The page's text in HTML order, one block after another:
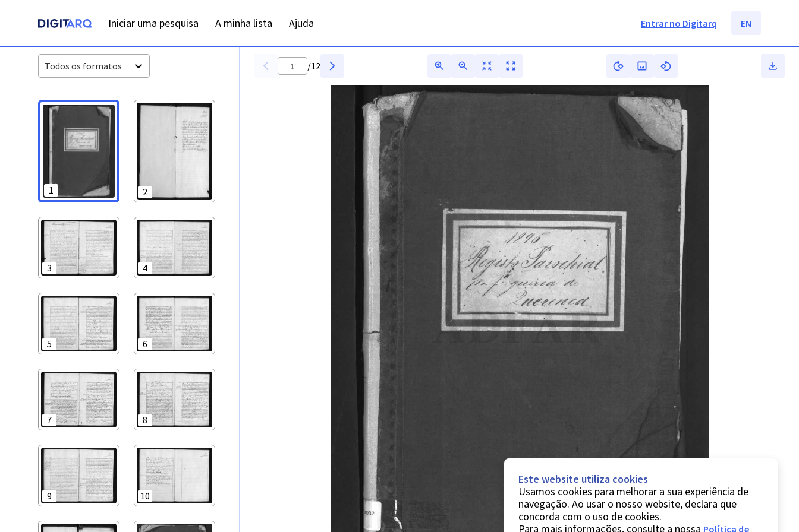
Iniciar uma pesquisa A minha lista Ajuda Entrar no Digitarq EN
Todos os formatos
1 2
3 4
5 6
7 8
9 10
/12
Este website utiliza cookies
Usamos cookies para melhorar a sua experiência de
navegação. Ao usar o nosso website, declara que
concorda com o uso de cookies.
Para mais informações, consulte a nossa Política de